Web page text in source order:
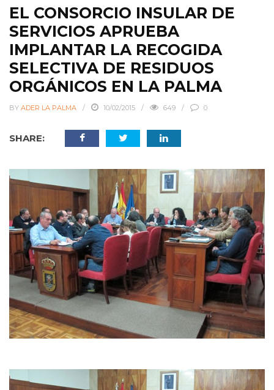
EL CONSORCIO INSULAR DE
SERVICIOS APRUEBA
IMPLANTAR LA RECOGIDA
SELECTIVA DE RESIDUOS
ORGÁNICOS EN LA PALMA
BY ADER LA PALMA 10/02/2015 649 0
SHARE: